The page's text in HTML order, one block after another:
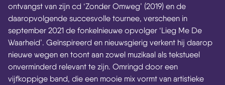
ontvangst van zijn cd ‘Zonder Omweg’ (2019) en de
daaropvolgende succesvolle tournee, verscheen in
september 2021 de fonkelnieuwe opvolger ‘Lieg Me De
Waarheid’. Geïnspireerd en nieuwsgierig verkent hij daarop
nieuwe wegen en toont aan zowel muzikaal als tekstueel
onverminderd relevant te zijn. Omringd door een
vijfkoppige band, die een mooie mix vormt van artistieke